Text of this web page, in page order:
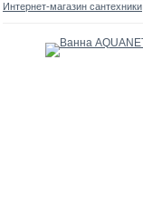
Интернет-магазин сантехники